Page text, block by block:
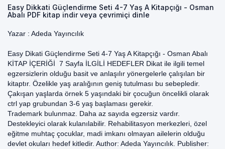
Easy Dikkati Güçlendirme Seti 4-7 Yaş A Kitapçığı - Osman
Abalı PDF kitap indir veya çevrimiçi dinle
Yazar : Adeda Yayıncılık
Easy Dikati Güçlendirme Seti 4-7 Yaş A Kitapçığı - Osman Abalı
KİTAP İÇERİĞİ 7 Sayfa İLGİLİ HEDEFLER Dikat ile ilgili temel
egzersizlerin olduğu basit ve anlaşılır yönergelerle çalışılan bir
kitaptır. Özelikle yaş aralığının geniş tutulması bu sebepledir.
Çakışan yaşlarda örnek 5 yaşındaki bir çocuğun öncelikli olarak
ctrl yap grubundan 3-6 yaş başlaması gerekir.
Trademark bulunmaz. Daha az sayıda egzersiz vardır.
Destekleyici olarak kulanılabilir. Rehabilitasyon merkezleri, özel
eğitme muhtaç çocuklar, madi imkanı olmayan ailelerin olduğu
devlet okuları hedef kitledir. Author: Adeda Yayıncılık. Publisher: